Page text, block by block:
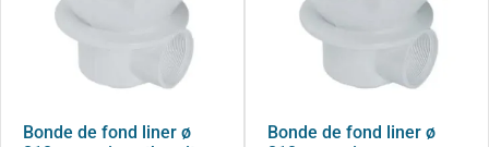
Bonde de fond liner ø
Bonde de fond liner ø